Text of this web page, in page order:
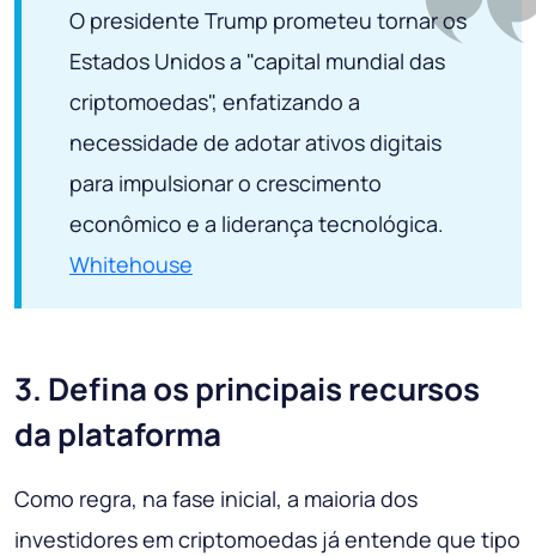
O presidente Trump prometeu tornar os
Estados Unidos a "capital mundial das
criptomoedas", enfatizando a
necessidade de adotar ativos digitais
para impulsionar o crescimento
econômico e a liderança tecnológica.
Whitehouse
3. Defina os principais recursos
da plataforma
Como regra, na fase inicial, a maioria dos
investidores em criptomoedas já entende que tipo